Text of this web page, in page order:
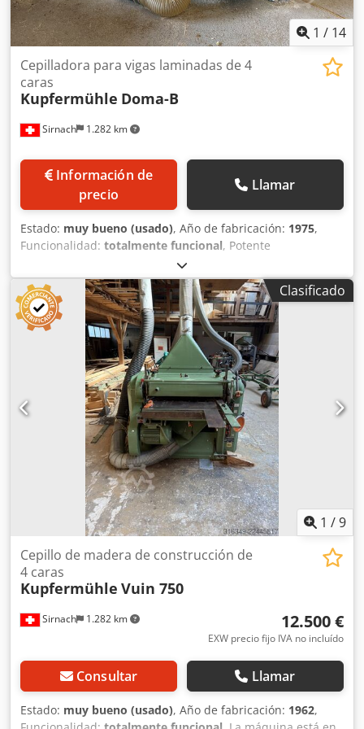
1 / 14
Sirnach 1.282 km
Cepilladora para vigas laminadas de 4
caras
Kupfermühle Doma-B
Información de
precio
Llamar
Estado: muy bueno (usado), Año de fabricación: 1975,
Funcionalidad: totalmente funcional, Potente
regruesadora de cuatro caras para el mecanizado de vigas
laminadas de gran formato y secciones de madera maciza.
Datos técnicos: Credpszp U Hujfx Akvjf Fabricante:
Kupfermühle Modelo: DOMA-B Año de fabricación: 1975
Número de máquina: 10026 Ancho de trabajo: hasta 1.350
mm Altura de trabajo: hasta 300 mm Motores reforzados
en los ejes verticales Cabezales de regruesado con
cuchillas biseladas ajustables Eje vertical izquierdo
ajustable eléctricamente Ajuste eléctrico de la altura
Sistema de control de la máquina renovado Rodillo de
alimentación estriado, accionado Alcance del suministro:
Todos los conductos de aspiración, incluido el colector
Cuatro rodillos de alimentación ajustables en altura
mecánicamente La inspección y la prueba de
funcionamiento se pueden realizar previa concertación de
Clasificado
1 /9
Sirnach 1.282 km
Cepillo de madera de construcción de
4 caras
Kupfermühle Vuin 750
12.500 €
EXW precio fijo IVA no incluído
Consultar Llamar
Estado: muy bueno (usado), Año de fabricación: 1962,